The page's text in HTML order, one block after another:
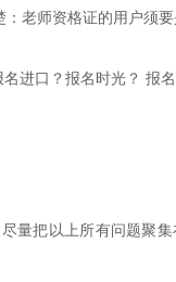
老师资格证的用户须
进口？报名时光？ 报
量把以上所有问题聚